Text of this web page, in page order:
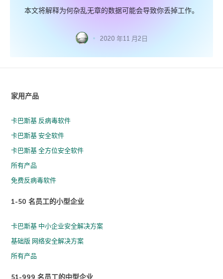
本文将解释为何杂乱无章的数据可能会导致你丢掉工作。
2020 年11 月2日
家用产品
卡巴斯基 反病毒软件
卡巴斯基 安全软件
卡巴斯基 全方位安全软件
所有产品
免费反病毒软件
1-50 名员工的小型企业
卡巴斯基 中小企业安全解决方案
基础版 网络安全解决方案
所有产品